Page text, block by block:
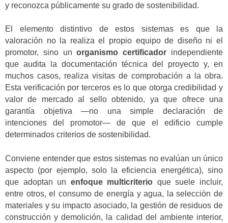
y reconozca públicamente su grado de sostenibilidad.
El elemento distintivo de estos sistemas es que la
valoración no la realiza el propio equipo de diseño ni el
promotor, sino unorganismo certificador independiente
que audita la documentación técnica del proyecto y, en
muchos casos, realiza visitas de comprobación a la obra.
Esta verificación por terceros es lo que otorga credibilidad y
valor de mercado al sello obtenido, ya que ofrece una
garantía objetiva —no una simple declaración de
intenciones del promotor— de que el edificio cumple
determinados criterios de sostenibilidad.
Conviene entender que estos sistemas no evalúan un único
aspecto (por ejemplo, solo la eficiencia energética), sino
que adoptan un enfoque multicriterio que suele incluir,
entre otros, el consumo de energía y agua, la selección de
materiales y su impacto asociado, la gestión de residuos de
construcción y demolición, la calidad del ambiente interior,